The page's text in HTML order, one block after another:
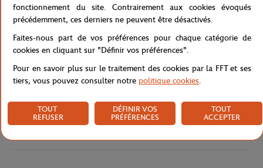
Caractéristiques
fonctionnement du site. Contrairement aux cookies évoqués
précédemment, ces derniers ne peuvent être désactivés.
Faites-nous part de vos préférences pour chaque catégorie de
cookies en cliquant sur "Définir vos préférences".
Pour en savoir plus sur le traitement des cookies par la FFT et ses
tiers, vous pouvez consulter notre politique cookies.
TOUT
REFUSER
DÉFINIR VOS
PRÉFÉRENCES
TOUT
ACCEPTER